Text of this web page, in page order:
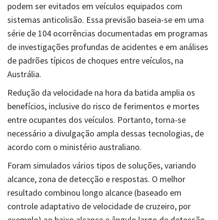
podem ser evitados em veículos equipados com
sistemas anticolisão. Essa previsão baseia-se em uma
série de 104 ocorrências documentadas em programas
de investigações profundas de acidentes e em análises
de padrões típicos de choques entre veículos, na
Austrália.
Redução da velocidade na hora da batida amplia os
benefícios, inclusive do risco de ferimentos e mortes
entre ocupantes dos veículos. Portanto, torna-se
necessário a divulgação ampla dessas tecnologias, de
acordo com o ministério australiano.
Foram simulados vários tipos de soluções, variando
alcance, zona de detecção e respostas. O melhor
resultado combinou longo alcance (baseado em
controle adaptativo de velocidade de cruzeiro, por